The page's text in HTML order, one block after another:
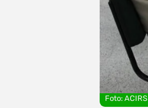
Foto: ACIRS